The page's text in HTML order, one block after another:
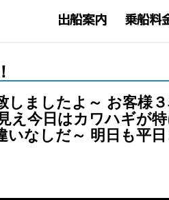
ましたよ～ お客様
え今日はカワハギが
なしだ～ 明日も平